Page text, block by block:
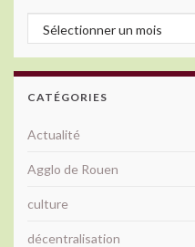
Archives
CATÉGORIES
Actualité
Agglo de Rouen
culture
décentralisation